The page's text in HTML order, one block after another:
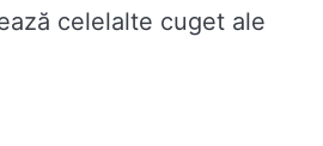
celelalte cuget ale